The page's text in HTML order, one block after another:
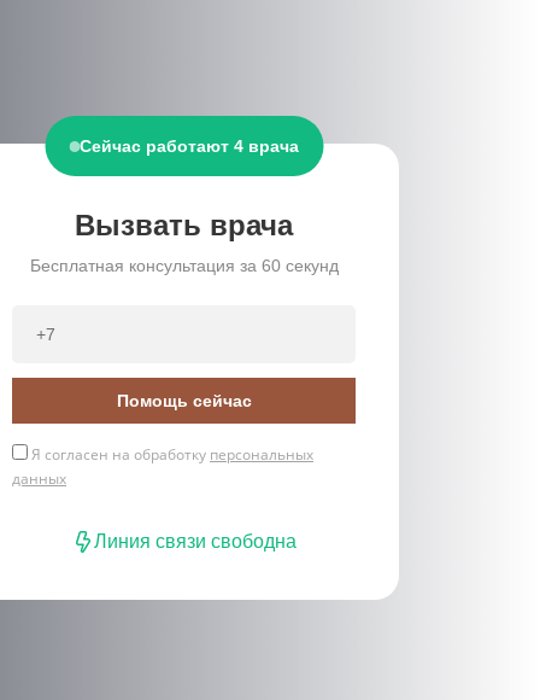
Сейчас работают 4 врача
Вызвать врача
Бесплатная консультация за 60 секунд
Помощь сейчас
Я согласен на обработку персональных
данных
Линия связи свободна